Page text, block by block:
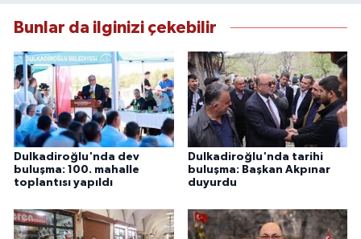
Bunlar da ilginizi çekebilir
Dulkadiroğlu'nda dev
buluşma: 100. mahalle
toplantısı yapıldı
Dulkadiroğlu'nda tarihi
buluşma: Başkan Akpınar
duyurdu